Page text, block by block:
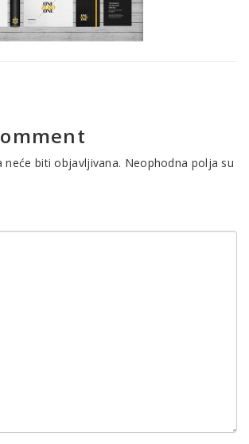
neće biti objavljivana. Neophodna polja su